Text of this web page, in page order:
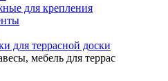
для крепления
для террасной доски
мебель для террас